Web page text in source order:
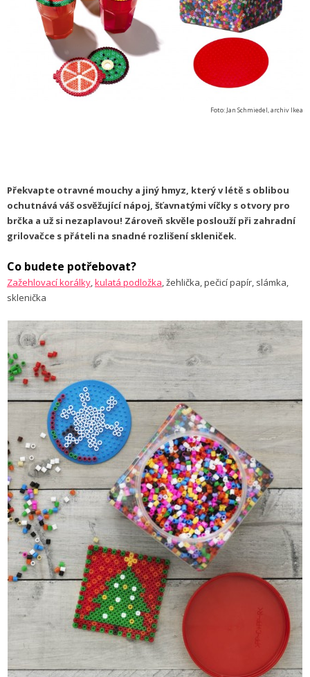
Foto: Jan Schmiedel, archiv Ikea
Překvapte otravné mouchy a jiný hmyz, který v létě s oblibou
ochutnává váš osvěžující nápoj, šťavnatými víčky s otvory pro
brčka a už si nezaplavou! Zároveň skvěle poslouží při zahradní
grilovačce s přáteli na snadné rozlišení skleniček.
Co budete potřebovat?
Zažehlovací korálky,kulatá podložka, žehlička, pečicí papír, slámka,
sklenička